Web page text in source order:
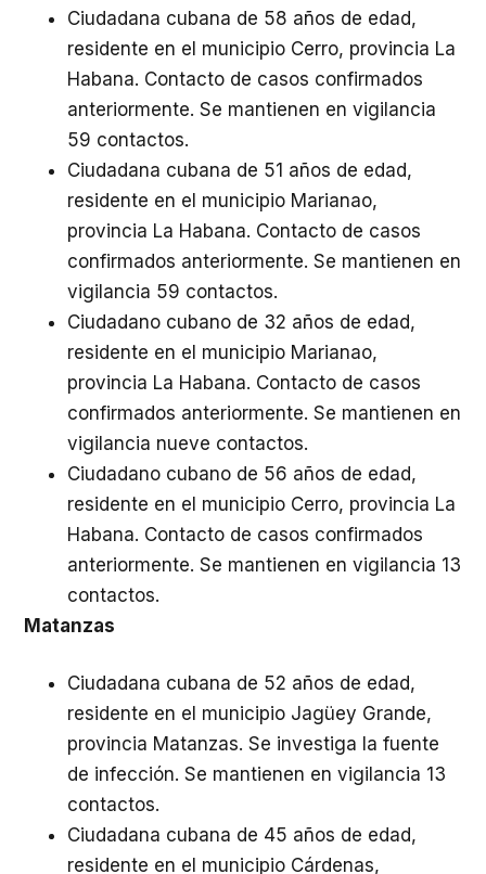
Ciudadana cubana de 58 años de edad,
residente en el municipio Cerro, provincia La
Habana. Contacto de casos confirmados
anteriormente. Se mantienen en vigilancia
59 contactos.
Ciudadana cubana de 51 años de edad,
residente en el municipio Marianao,
provincia La Habana. Contacto de casos
confirmados anteriormente. Se mantienen en
vigilancia 59 contactos.
Ciudadano cubano de 32 años de edad,
residente en el municipio Marianao,
provincia La Habana. Contacto de casos
confirmados anteriormente. Se mantienen en
vigilancia nueve contactos.
Ciudadano cubano de 56 años de edad,
residente en el municipio Cerro, provincia La
Habana. Contacto de casos confirmados
anteriormente. Se mantienen en vigilancia 13
contactos.
Matanzas
Ciudadana cubana de 52 años de edad,
residente en el municipio Jagüey Grande,
provincia Matanzas. Se investiga la fuente
de infección. Se mantienen en vigilancia 13
contactos.
Ciudadana cubana de 45 años de edad,
residente en el municipio Cárdenas,